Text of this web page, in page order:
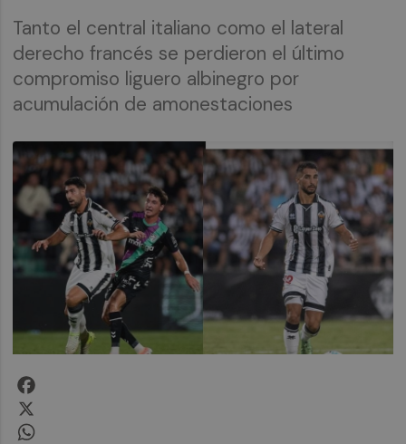
Tanto el central italiano como el lateral
derecho francés se perdieron el último
compromiso liguero albinegro por
acumulación de amonestaciones